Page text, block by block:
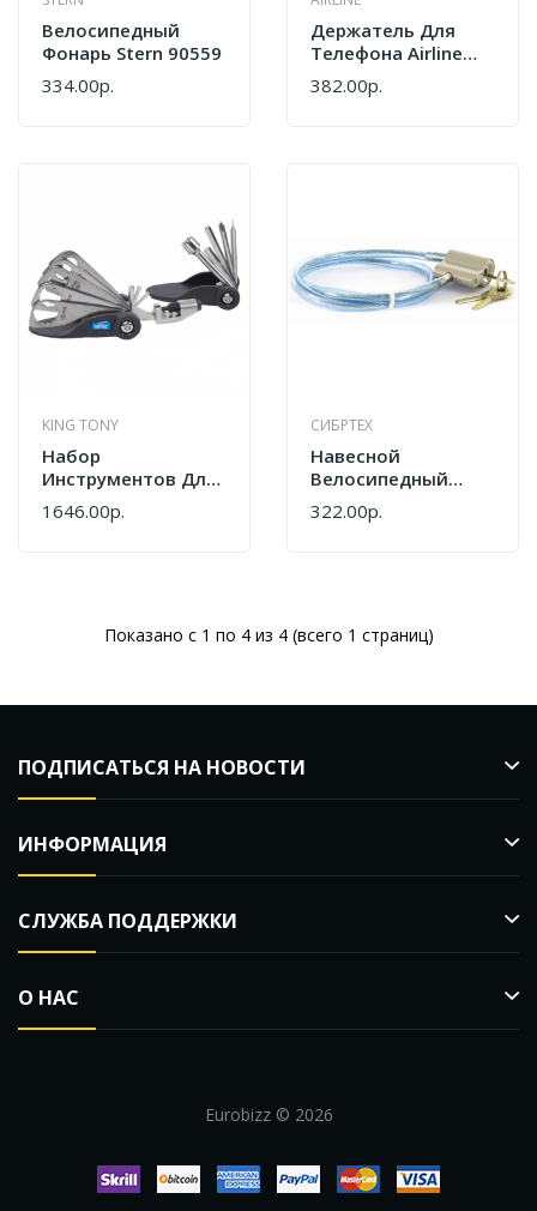
Велосипедный
Фонарь Stern 90559
334.00р.
Держатель Для
Телефона Airline
AMS-U-05
382.00р.
KING TONY
Набор
Инструментов Для
Ремонта
Велосипедов KING
1646.00р.
СИБРТЕХ
Навесной
Велосипедный
Замок СИБРТЕХ
ЗН2-6-01 50 Мм
322.00р.
Показано с 1 по 4 из 4 (всего 1 страниц)
ПОДПИСАТЬСЯ НА НОВОСТИ
ИНФОРМАЦИЯ
СЛУЖБА ПОДДЕРЖКИ
О НАС
Eurobizz © 2026